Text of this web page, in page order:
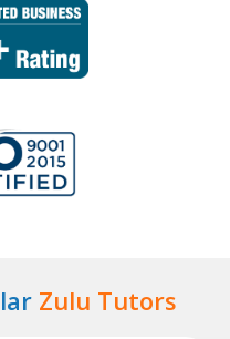
Zulu Tutors